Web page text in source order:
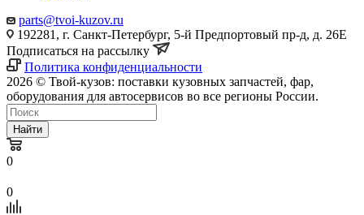
parts@tvoi-kuzov.ru
192281, г. Санкт-Петербург, 5-й Предпортовый пр-д, д. 26Е
Подписаться на рассылку
Политика конфиденциальности
2026 © Твой-кузов: поставки кузовных запчастей, фар,
оборудования для автосервисов во все регионы России.
Найти
0
0